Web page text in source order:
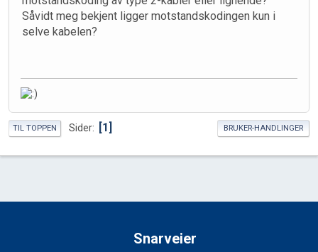
Såvidt meg bekjent ligger motstandskodingen kun i
selve kabelen?
TIL TOPPEN Sider 1 BRUKER-HANDLINGER
Snarveier